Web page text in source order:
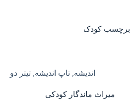
برچسب کودک
اندیشه, تاپ اندیشه, تیتر دو
میراث ماندگار کودکی